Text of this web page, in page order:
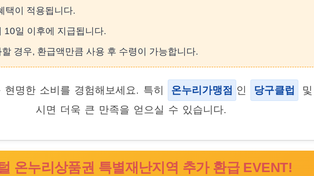
택이 적용됩니다.
10일 이후에 지급됩니다.
경우, 환급액만큼 사용 후 수령이 가능합니다.
현명한 소비를 경험해보세요. 특히 온누리가맹점 인 당구클럽 및
시면 더욱 큰 만족을 얻으실 수 있습니다.
온누리상품권 특별재난지역 추가 환급 EVENT!